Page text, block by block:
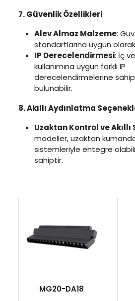
7. Güvenlik Özellikleri
Alev Almaz Malzeme:
standartlarına uygun
IP Derecelendirmesi: İç
kullanımına uygun farklı IP
derecelendirmelerine
bulunabilir.
8. Akıllı Aydınlatma
Uzaktan Kontrol ve
modeller, uzaktan kumanda
sistemleriyle entegre
sahiptir.
MG20-DA18